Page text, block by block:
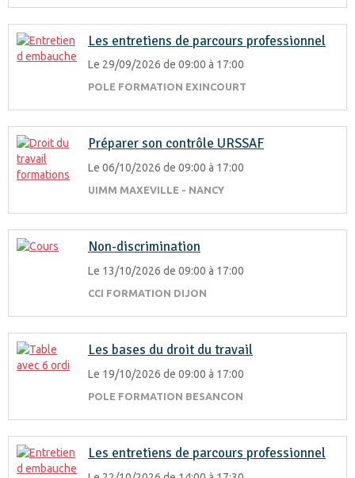
Les entretiens de parcours professionnel
Le 29/09/2026 de 09:00 à 17:00
POLE FORMATION EXINCOURT
Préparer son contrôle URSSAF
Le 06/10/2026 de 09:00 à 17:00
UIMM MAXEVILLE - NANCY
Non-discrimination
Le 13/10/2026 de 09:00 à 17:00
CCI FORMATION DIJON
Les bases du droit du travail
Le 19/10/2026 de 09:00 à 17:00
POLE FORMATION BESANCON
Les entretiens de parcours professionnel